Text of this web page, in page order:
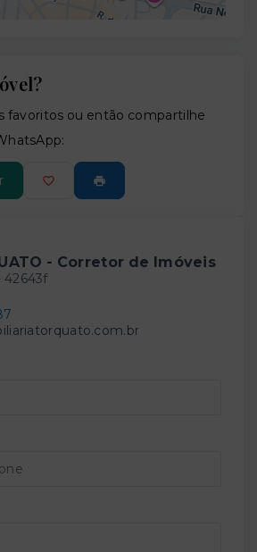
favoritos ou então compartilhe
- Corretor de Imóveis
42643f